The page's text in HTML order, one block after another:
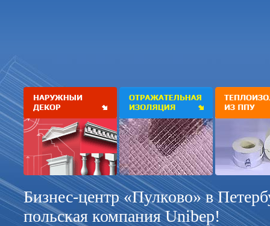
Бизнес-центр «Пулково» в
польская компания Unibep!